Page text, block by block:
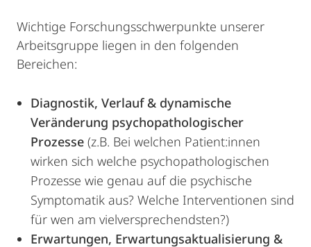
Wichtige Forschungsschwerpunkte unserer
Arbeitsgruppe liegen in den folgenden
Bereichen:
Diagnostik, Verlauf & dynamische
Veränderung psychopathologischer
Prozesse (z.B. Bei welchen Patient:innen
wirken sich welche psychopathologischen
Prozesse wie genau auf die psychische
Symptomatik aus? Welche Interventionen sind
für wen am vielversprechendsten?)
Erwartungen, Erwartungsaktualisierung &